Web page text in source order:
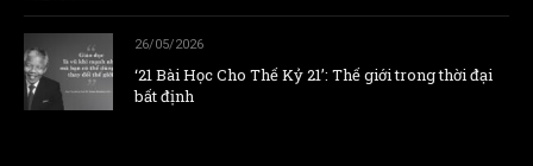
26/05/2026
‘21 Bài Học Cho Thế Kỷ 21’: Thế giới trong thời đại
bất định